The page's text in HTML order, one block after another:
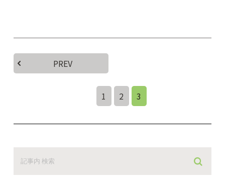
PREV
1 2 3